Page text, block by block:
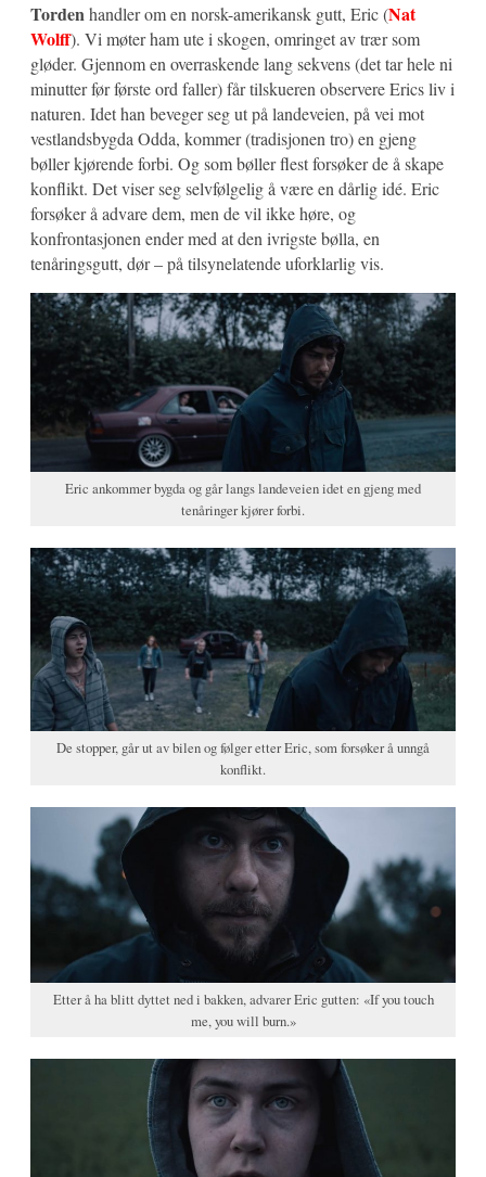
Tordenhandler om en norsk-amerikansk gutt, Eric (Nat
Wolff). Vi møter ham ute i skogen, omringet av trær som
gløder. Gjennom en overraskende lang sekvens (det tar hele ni
minutter før første ord faller) får tilskueren observere Erics liv i
naturen. Idet han beveger seg ut på landeveien, på vei mot
vestlandsbygda Odda, kommer (tradisjonen tro) en gjeng
bøller kjørende forbi. Og som bøller flest forsøker de å skape
konflikt. Det viser seg selvfølgelig å være en dårlig idé. Eric
forsøker å advare dem, men de vil ikke høre, og
konfrontasjonen ender med at den ivrigste bølla, en
tenåringsgutt, dør – på tilsynelatende uforklarlig vis.
Eric ankommer bygda og går langs landeveien idet en gjeng med
tenåringer kjører forbi.
De stopper, går ut av bilen og følger etter Eric, som forsøker å unngå
konflikt.
Etter å ha blitt dyttet ned i bakken, advarer Eric gutten: «If you touch
me, you will burn.»